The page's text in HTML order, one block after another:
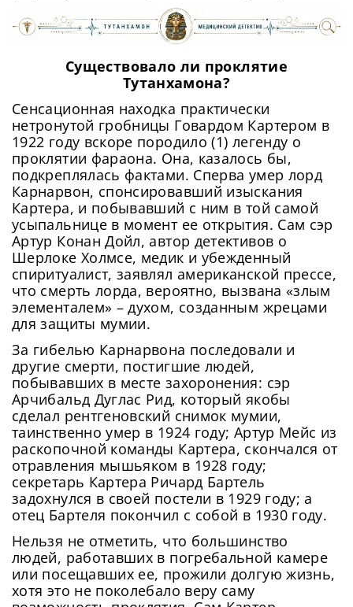
Существовало ли проклятие
Тутанхамона?
Сенсационная находка практически
нетронутой гробницы Говардом Картером в
1922 году вскоре породило (1) легенду о
проклятии фараона. Она, казалось бы,
подкреплялась фактами. Сперва умер лорд
Карнарвон, спонсировавший изыскания
Картера, и побывавший с ним в той самой
усыпальнице в момент ее открытия. Сам сэр
Артур Конан Дойл, автор детективов о
Шерлоке Холмсе, медик и убежденный
спиритуалист, заявлял американской прессе,
что смерть лорда, вероятно, вызвана «злым
элементалем» – духом, созданным жрецами
для защиты мумии.
За гибелью Карнарвона последовали и
другие смерти, постигшие людей,
побывавших в месте захоронения: сэр
Арчибальд Дуглас Рид, который якобы
сделал рентгеновский снимок мумии,
таинственно умер в 1924 году; Артур Мейс из
раскопочной команды Картера, скончался от
отравления мышьяком в 1928 году;
секретарь Картера Ричард Бартель
задохнулся в своей постели в 1929 году; а
отец Бартеля покончил с собой в 1930 году.
Нельзя не отметить, что большинство
людей, работавших в погребальной камере
или посещавших ее, прожили долгую жизнь,
хотя это не поколебало веру саму